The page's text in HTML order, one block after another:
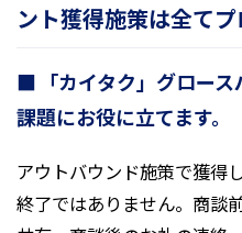
ント獲得施策は全て
「カイタク」グロー
課題にお役に立てます。
アウトバウンド施策で獲得
終了ではありません。商談